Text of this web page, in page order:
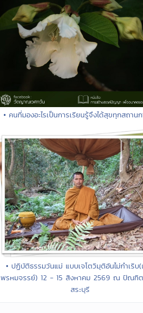
• คนที่มองอะไรเป็นการเรียนรู้จึงได้สุขทุกสถาน
• ปฏิบัติธรรมวันแม่ แบบเจโตวิมุติอันไม่กำเริบ
พรหมจรรย์) 12 - 15 สิงหาคม 2569 ณ ปัณฑิ
สระบุรี